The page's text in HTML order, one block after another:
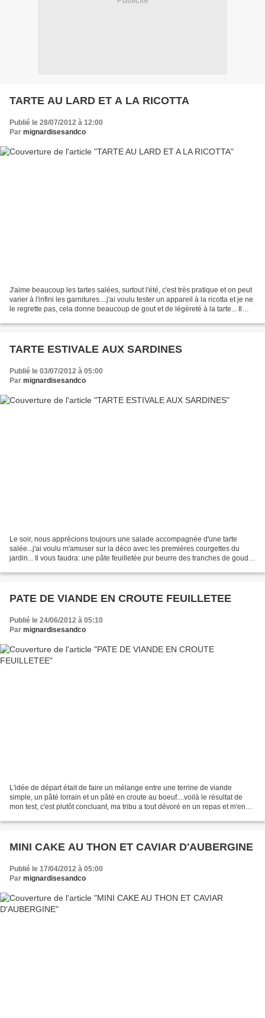
TARTE AU LARD ET A LA RICOTTA
Publié le 28/07/2012 à 12:00
Par mignardisesandco
J'aime beaucoup les tartes salées, surtout l'été, c'est très pratique et on peut
varier à l'infini les garnitures....j'ai voulu tester un appareil à la ricotta et je ne
le regrette pas, cela donne beaucoup de gout et de légèreté à la tarte... Il
TARTE ESTIVALE AUX SARDINES
Publié le 03/07/2012 à 05:00
Par mignardisesandco
Le soir, nous apprécions toujours une salade accompagnée d'une tarte
salée...j'ai voulu m'amuser sur la déco avec les premières courgettes du
jardin... Il vous faudra: une pâte feuilletée pur beurre des tranches de gouda
PATE DE VIANDE EN CROUTE FEUILLETEE
Publié le 24/06/2012 à 05:10
Par mignardisesandco
L'idée de départ était de faire un mélange entre une terrine de viande
simple, un pâté lorrain et un pâté en croute au boeuf....voilà le résultat de
mon test, c'est plutôt concluant, ma tribu a tout dévoré en un repas et m'en
MINI CAKE AU THON ET CAVIAR D'AUBERGINE
Publié le 17/04/2012 à 05:00
Par mignardisesandco